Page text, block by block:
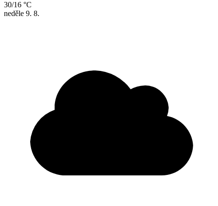
30/16 °C
neděle 9. 8.